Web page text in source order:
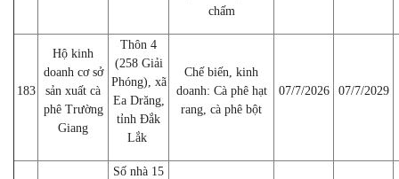
chấm
183
Hộ kinh
doanh cơ sở
sản xuất cà
phê Trường
Giang
Thôn 4
(258 Giải
Phóng), xã
Ea Drăng,
tỉnh Đắk
Lắk
Chế biến, kinh
doanh: Cà phê hạt
rang, cà phê bột
07/7/2026 07/7/2029
Số nhà 15